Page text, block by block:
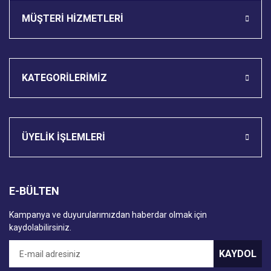
MÜŞTERİ HİZMETLERİ
KATEGORİLERİMİZ
ÜYELİK İŞLEMLERİ
E-BÜLTEN
Kampanya ve duyurularımızdan haberdar olmak için
kaydolabilirsiniz.
KAYDOL